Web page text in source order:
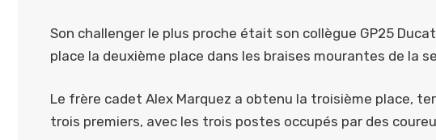
Son challenger le plus proche était son collègue GP25
place la deuxième place dans les braises mourantes de la
Le frère cadet Alex Marquez a obtenu la troisième place,
trois premiers, avec les trois postes occupés par des